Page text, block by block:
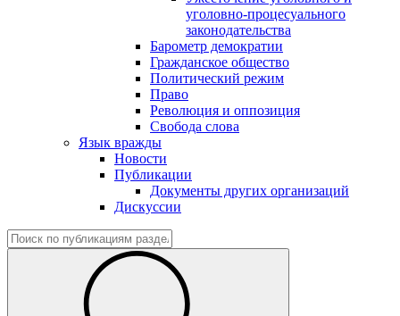
уголовно-процесуального
законодательства
Барометр демократии
Гражданское общество
Политический режим
Право
Революция и оппозиция
Свобода слова
Язык вражды
Новости
Публикации
Документы других организаций
Дискуссии